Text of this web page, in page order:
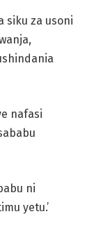
siku za usoni
nafasi
ni
yetu.’